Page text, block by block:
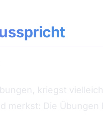
kriegst
merkst: Die